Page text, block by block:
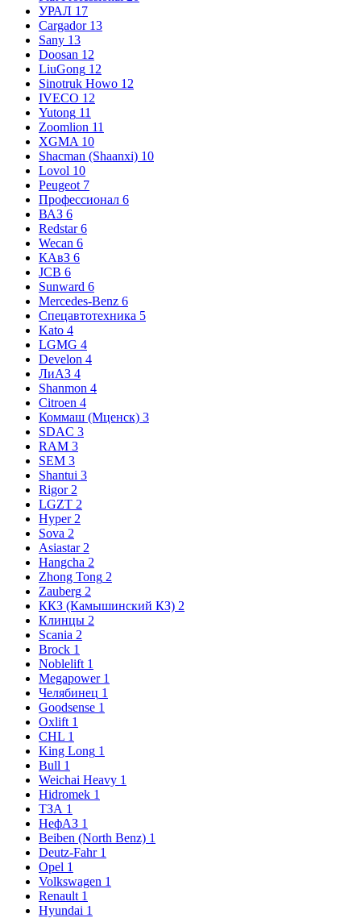
УРАЛ 17
Cargador 13
Sany 13
Doosan 12
LiuGong 12
Sinotruk Howo 12
IVECO 12
Yutong 11
Zoomlion 11
XGMA 10
Shacman (Shaanxi) 10
Lovol 10
Peugeot 7
Профессионал 6
ВАЗ 6
Redstar 6
Wecan 6
КАвЗ 6
JCB 6
Sunward 6
Mercedes-Benz 6
Спецавтотехника 5
Kato 4
LGMG 4
Develon 4
ЛиАЗ 4
Shanmon 4
Citroen 4
Коммаш (Мценск) 3
SDAC 3
RAM 3
SEM 3
Shantui 3
Rigor 2
LGZT 2
Hyper 2
Sova 2
Asiastar 2
Hangcha 2
Zhong Tong 2
Zauberg 2
ККЗ (Камышинский КЗ) 2
Клинцы 2
Scania 2
Brock 1
Noblelift 1
Megapower 1
Челябинец 1
Goodsense 1
Oxlift 1
CHL 1
King Long 1
Bull 1
Weichai Heavy 1
Hidromek 1
ТЗА 1
НефАЗ 1
Beiben (North Benz) 1
Deutz-Fahr 1
Opel 1
Volkswagen 1
Renault 1
Hyundai 1